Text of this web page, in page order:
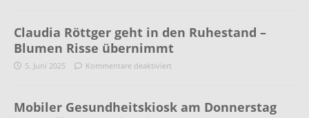
Claudia Röttger geht in den Ruhestand –
Blumen Risse übernimmt
5. Juni 2025 Kommentare deaktiviert
Mobiler Gesundheitskiosk am Donnerstag